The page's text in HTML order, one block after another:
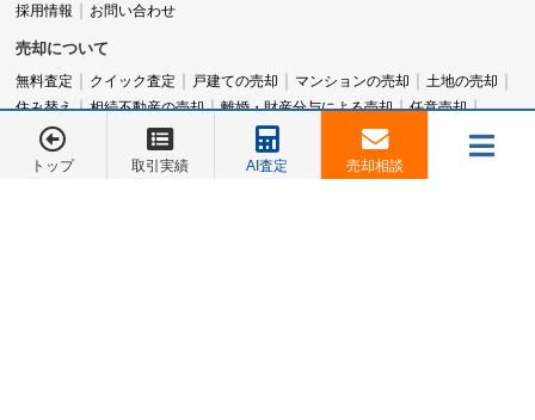
採用情報
お問い合わせ
売却について
無料査定 クイック査定 戸建ての売却 マンションの売却
土地の売却
住み替え
相続不動産の売却 離婚・財産分与による売却
任意売却
空家・空地の売却
実家じまい（家じまい）
女性のための不動産売却
アパート売却
横浜市旭区の不動産売却
横浜市西区の不動産売却
トップ 取引実績 AI査定
売却相談